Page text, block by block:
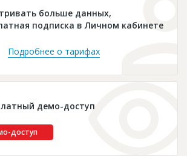
больше данных,
подписка в Личном кабинете
Подробнее о тарифах
демо-доступ
доступ